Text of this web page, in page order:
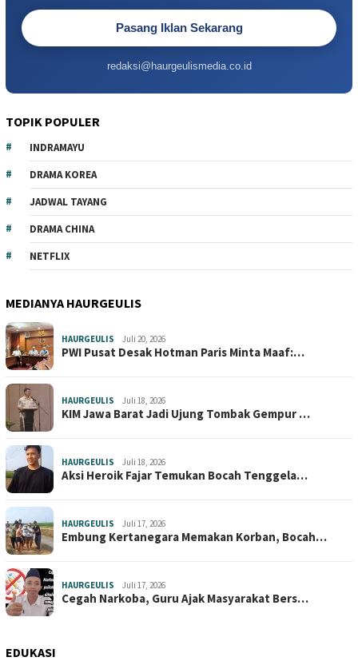
Pasang Iklan Sekarang
redaksi@haurgeulismedia.co.id
TOPIK POPULER
INDRAMAYU
DRAMA KOREA
JADWAL TAYANG
DRAMA CHINA
NETFLIX
MEDIANYA HAURGEULIS
HAURGEULIS Juli 20, 2026
PWI Pusat Desak Hotman Paris Minta Maaf:…
HAURGEULIS Juli 18, 2026
KIM Jawa Barat Jadi Ujung Tombak Gempur …
HAURGEULIS Juli 18, 2026
Aksi Heroik Fajar Temukan Bocah Tenggela…
HAURGEULIS Juli 17, 2026
Embung Kertanegara Memakan Korban, Bocah…
HAURGEULIS Juli 17, 2026
Cegah Narkoba, Guru Ajak Masyarakat Bers…
EDUKASI